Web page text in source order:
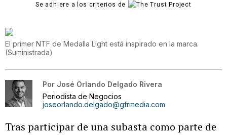
Se adhiere a los criterios de
El primer NTF de Medalla Light está inspirado en la marca.
(Suministrada)
Por José Orlando Delgado Rivera
Periodista de Negocios
joseorlando.delgado@gfrmedia.com
Tras participar de una subasta como parte de